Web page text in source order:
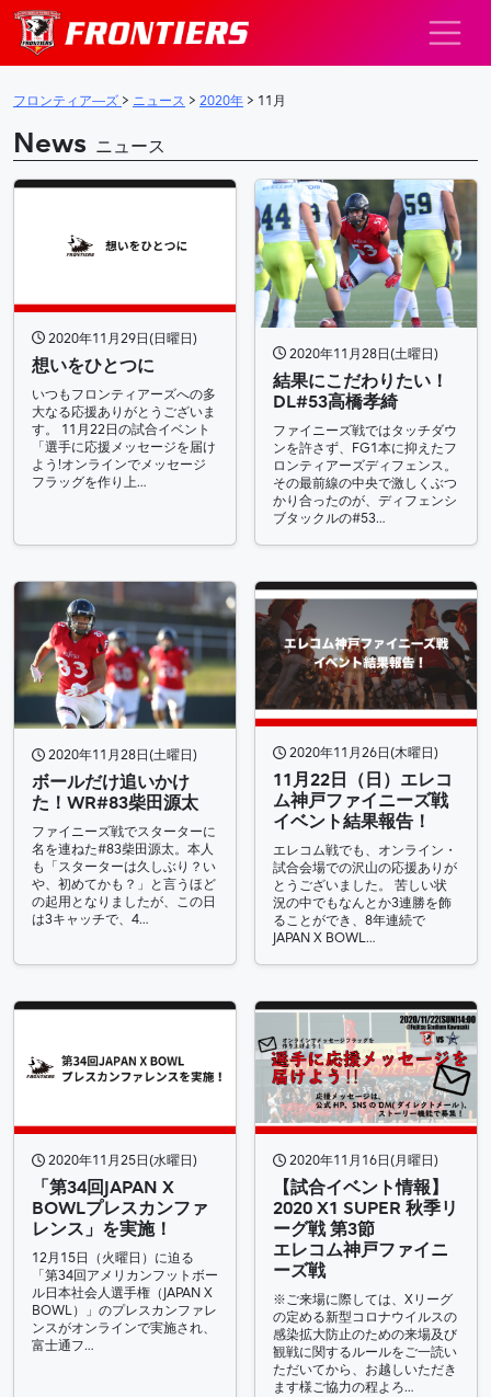
メインナビゲーション
フロンティア―ズ > ニュース > 2020年 > 11月
News ニュース
2020年11月29日(日曜日)
想いをひとつに
いつもフロンティアーズへの多
大なる応援ありがとうございま
す。 11月22日の試合イベント
「選手に応援メッセージを届け
よう!オンラインでメッセージ
フラッグを作り上…
2020年11月28日(土曜日)
結果にこだわりたい！
DL#53高橋孝綺​
ファイニーズ戦ではタッチダウ
ンを許さず、FG1本に抑えたフ
ロンティアーズディフェンス。
その最前線の中央で激しくぶつ
かり合ったのが、ディフェンシ
ブタックルの#53…
2020年11月28日(土曜日)
ボールだけ追いかけ
た！WR#83柴田源太​
ファイニーズ戦でスターターに
名を連ねた#83柴田源太。本人
も「スターターは久しぶり？い
や、初めてかも？」と言うほど
の起用となりましたが、この日
は3キャッチで、4…
2020年11月26日(木曜日)
11月22日（日）エレコ
ム神戸ファイニーズ戦
イベント結果報告！
エレコム戦でも、オンライン・
試合会場での沢山の応援ありが
とうございました。 苦しい状
況の中でもなんとか3連勝を飾
ることができ、8年連続で
JAPAN X BOWL…
2020年11月25日(水曜日)
「第34回JAPAN X
BOWLプレスカンファ
レンス」を実施！
12月15日（火曜日）に迫る
「第34回アメリカンフットボー
ル日本社会人選手権（JAPAN X
BOWL）」のプレスカンファレ
ンスがオンラインで実施され、
富士通フ…
2020年11月16日(月曜日)
【試合イベント情報】
2020 X1 SUPER 秋季リ
ーグ戦 第3節
エレコム神戸ファイニ
ーズ戦
※ご来場に際しては、Xリーグ
の定める新型コロナウイルスの
感染拡大防止のための来場及び
観戦に関するルールをご一読い
ただいてから、お越しいただき
ます様ご協力の程よろ…